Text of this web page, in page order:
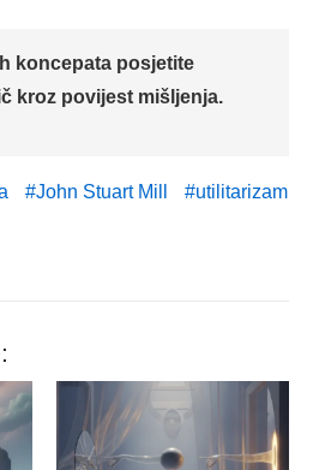
koncepata posjetite
kroz povijest mišljenja.
John Stuart Mill
utilitarizam